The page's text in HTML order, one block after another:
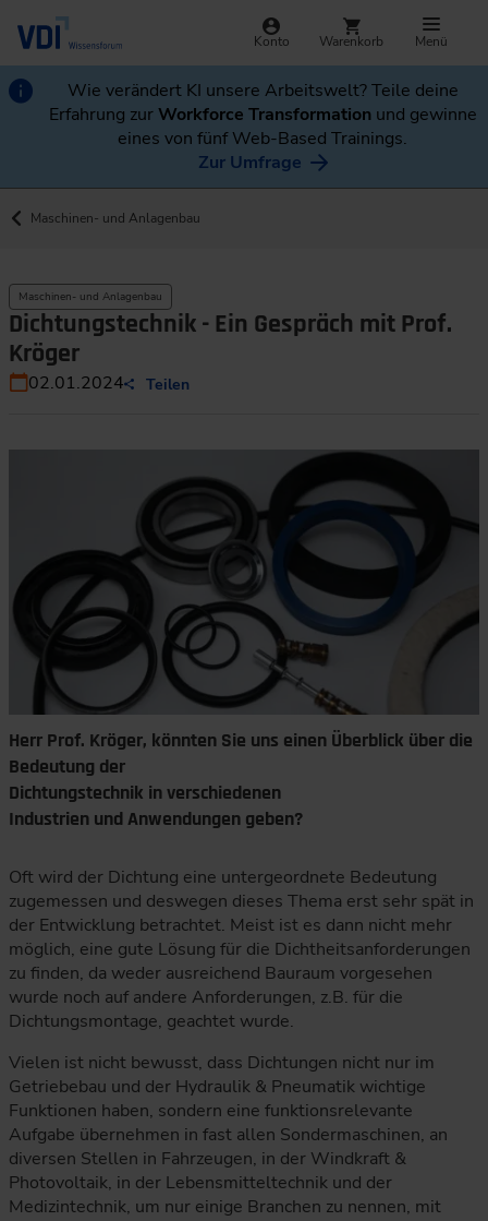
Konto Warenkorb Menü
Wie verändert KI unsere Arbeitswelt? Teile deine
Erfahrung zurWorkforce Transformation und gewinne
eines von fünf Web-Based Trainings.
Zur Umfrage
Maschinen- und Anlagenbau
Maschinen- und Anlagenbau
Dichtungstechnik - Ein Gespräch mit Prof.
Kröger
02.01.2024 Teilen
Herr Prof. Kröger, könnten Sie uns einen Überblick über die
Bedeutung der
Dichtungstechnik in verschiedenen
Industrien und Anwendungen geben?
Oft wird der Dichtung eine untergeordnete Bedeutung
zugemessen und deswegen dieses Thema erst sehr spät in
der Entwicklung betrachtet. Meist ist es dann nicht mehr
möglich, eine gute Lösung für die Dichtheitsanforderungen
zu finden, da weder ausreichend Bauraum vorgesehen
wurde noch auf andere Anforderungen, z.B. für die
Dichtungsmontage, geachtet wurde.
Vielen ist nicht bewusst, dass Dichtungen nicht nur im
Getriebebau und der Hydraulik & Pneumatik wichtige
Funktionen haben, sondern eine funktionsrelevante
Aufgabe übernehmen in fast allen Sondermaschinen, an
diversen Stellen in Fahrzeugen, in der Windkraft &
Photovoltaik, in der Lebensmitteltechnik und der
Medizintechnik, um nur einige Branchen zu nennen, mit